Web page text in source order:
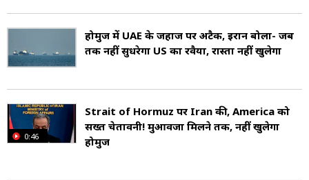
बास्केटबॉल, बेसबॉल और गोल्फ शामिल हैं.
अमेरिकी समाज व्यक्तिगत स्वतंत्रता और नवाचार को
बहुत ऊंचा है, और दुनिया की शीर्ष विश्वविद्यालयों में से
कई जैसे हार्वर्ड, एमआईटी, स्टैनफोर्ड आदि अमेरिका में
होर्मुज में UAE के जहाज पर अटैक, ईरान बोला- जब
तक नहीं सुधरेगा US का रवैया, रास्ता नहीं खुलेगा
0:46
Strait of Hormuz पर Iran की, America को
सख्त चेतावनी! मुआवजा मिलने तक, नहीं खुलेगा
होर्मुज